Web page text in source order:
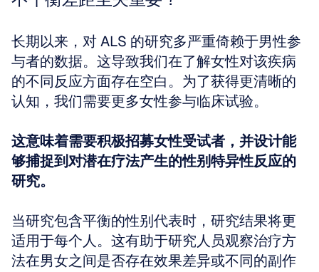
长期以来，对 ALS 的研究多严重倚赖于男性参
与者的数据。这导致我们在了解女性对该疾病
的不同反应方面存在空白。为了获得更清晰的
认知，我们需要更多女性参与临床试验。
这意味着需要积极招募女性受试者，并设计能
够捕捉到对潜在疗法产生的性别特异性反应的
研究。
当研究包含平衡的性别代表时，研究结果将更
适用于每个人。这有助于研究人员观察治疗方
法在男女之间是否存在效果差异或不同的副作